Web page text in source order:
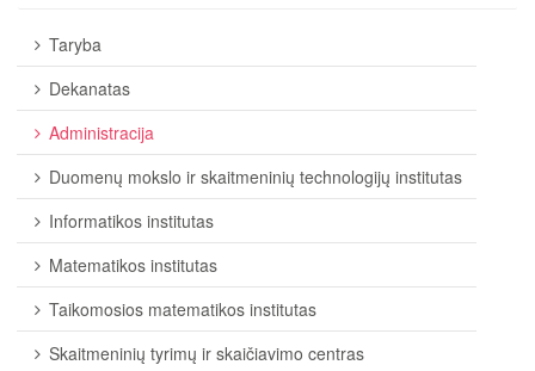
Taryba
Dekanatas
Administracija
Duomenų mokslo ir skaitmeninių technologijų institutas
Informatikos institutas
Matematikos institutas
Taikomosios matematikos institutas
Skaitmeninių tyrimų ir skaičiavimo centras